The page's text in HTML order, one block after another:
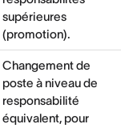
supérieures
(promotion).
Changement de
poste à niveau de
responsabilité
équivalent, pour